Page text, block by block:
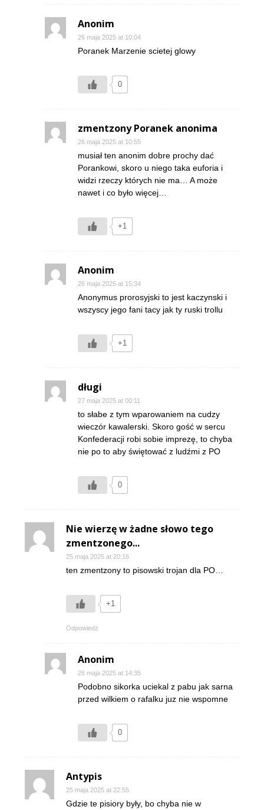
Anonim
26 maja 2025 at 10:04
Poranek Marzenie scietej glowy
0
zmentzony Poranek anonima
26 maja 2025 at 10:55
musiał ten anonim dobre prochy dać
Porankowi, skoro u niego taka euforia i
widzi rzeczy których nie ma… A może
nawet i co było więcej…
+1
Anonim
26 maja 2025 at 15:34
Anonymus prorosyjski to jest kaczynski i
wszyscy jego fani tacy jak ty ruski trollu
+1
długi
27 maja 2025 at 00:11
to słabe z tym wparowaniem na cudzy
wieczór kawalerski. Skoro gość w sercu
Konfederacji robi sobie imprezę, to chyba
nie po to aby świętować z ludźmi z PO
0
Nie wierzę w żadne słowo tego
zmentzonego...
25 maja 2025 at 20:16
ten zmentzony to pisowski trojan dla PO…
+1
Odpowiedz
Anonim
26 maja 2025 at 14:35
Podobno sikorka uciekal z pabu jak sarna
przed wilkiem o rafalku juz nie wspomne
0
Antypis
25 maja 2025 at 22:55
Gdzie te pisiory były, bo chyba nie w